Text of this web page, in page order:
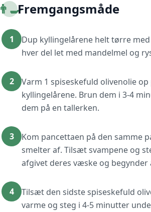
👨‍🍳Fremgangsmåde
1
Dup kyllingelårene helt tørre
hver del let med mandelmel og
2
Varm 1 spiseskefuld olivenolie
kyllingelårene. Brun dem i 3-4
dem på en tallerken.
3
Kom pancettaen på den samme
smelter af. Tilsæt svampene og
afgivet deres væske og begynder
4
Tilsæt den sidste spiseskefuld
varme og steg i 4-5 minutter